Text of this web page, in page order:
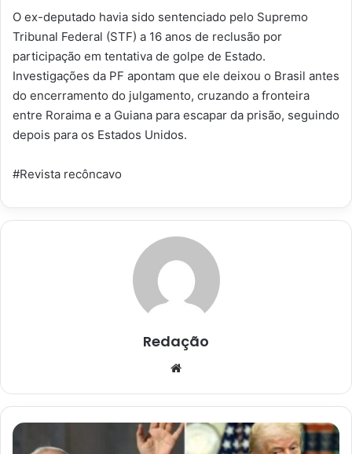
O ex-deputado havia sido sentenciado pelo Supremo
Tribunal Federal (STF) a 16 anos de reclusão por
participação em tentativa de golpe de Estado.
Investigações da PF apontam que ele deixou o Brasil antes
do encerramento do julgamento, cruzando a fronteira
entre Roraima e a Guiana para escapar da prisão, seguindo
depois para os Estados Unidos.
#Revista recôncavo
Redação
“Não
tenho